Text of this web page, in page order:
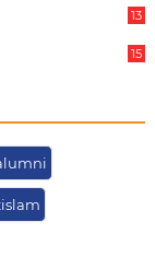
13
15